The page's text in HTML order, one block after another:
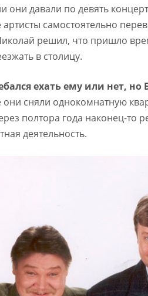
они давали по девять
самостоятельно
решил, что пришло
в столицу.
ехать ему или нет, но
сняли однокомнатную
полтора года наконец-то
деятельность.